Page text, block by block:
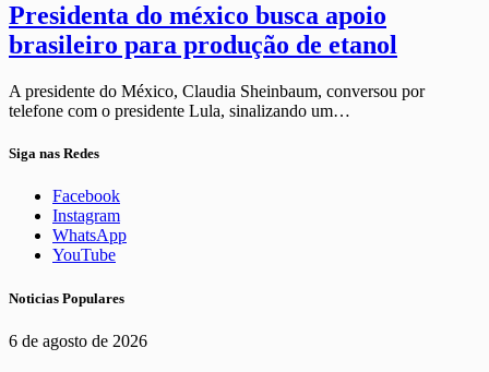
Presidenta do méxico busca apoio
brasileiro para produção de etanol
A presidente do México, Claudia Sheinbaum, conversou por
telefone com o presidente Lula, sinalizando um…
Siga nas Redes
Facebook
Instagram
WhatsApp
YouTube
Noticias Populares
6 de agosto de 2026